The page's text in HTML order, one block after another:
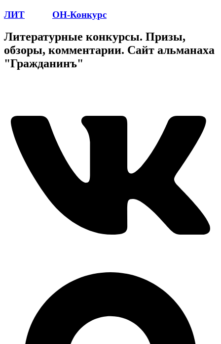
ЛИТ ОН-Конкурс
Литературные конкурсы. Призы,
обзоры, комментарии. Сайт альманаха
"Гражданинъ"